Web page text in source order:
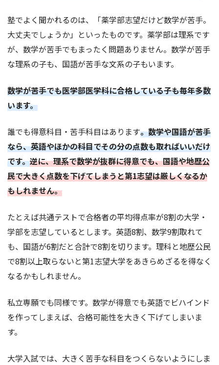
塾でよく聞かれるのは、「薬学部志望だけど数学が苦手。
大丈夫でしょうか」といったものです。薬学部は理系です
が、数学が苦手でもまったく問題ありません。数学が苦手
な理系の子も、国語が苦手な文系の子もいます。
数学が苦手でも医学部医学科に合格している子も毎年多数
います。
誰でも得意科目・苦手科目はあります。数学や国語が苦手
なら、英語やほかの科目でその分の点数も取ればいいだけ
です。逆に、理系で数学が抜群に得意でも、国語や地歴公
民で大きく点数を下げてしまうと第1志望は厳しくなるか
もしれません。
たとえば共通テストで合格者の平均得点率が8割の大学・
学部を志望しているとします。英語8割、数学9割取れて
も、国語が6割だと合計で8割を切ります。理科と地歴公民
で8割以上取らないと第1志望大学をあきらめざるを得なく
なるかもしれません。
私立専願でも同様です。数学が得意でも英語でビハインド
を作ってしまえば、合格可能性を大きく下げてしまいま
す。
大学入試では、大きく苦手な科目をつくらないようにしま